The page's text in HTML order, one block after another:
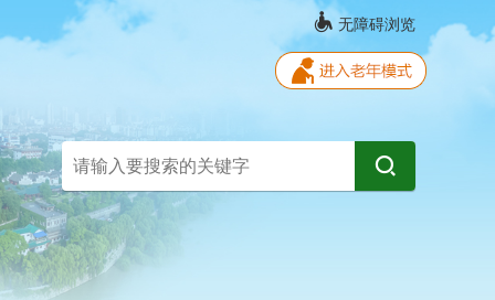
无障碍浏览